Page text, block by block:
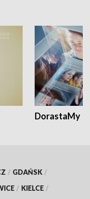
DorastaMy
/ GDAŃSK /
/ KIELCE /